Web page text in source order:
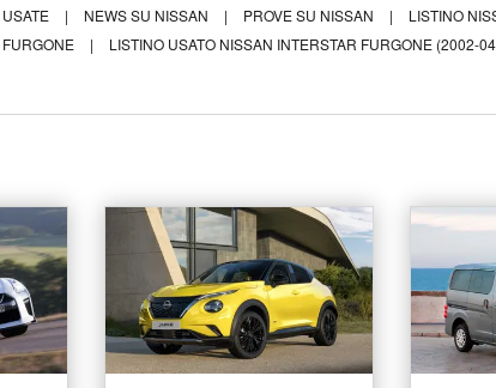
USATE
| NEWS SU NISSAN | PROVE SU NISSAN |
LISTINO
FURGONE
| LISTINO USATO NISSAN INTERSTAR FURGONE (2002-